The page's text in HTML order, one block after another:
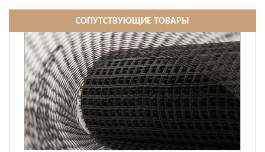
СОПУТСТВУЮЩИЕ ТОВАРЫ